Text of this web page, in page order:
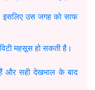
इसलिए उस जगह को साफ
महसूस हो सकती है।
हैं और सही देखभाल के बाद